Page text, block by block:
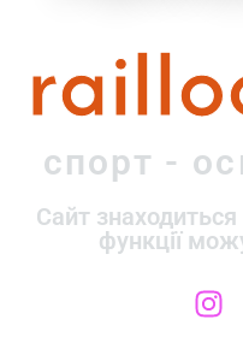
спорт -
Сайт знаходиться
функції